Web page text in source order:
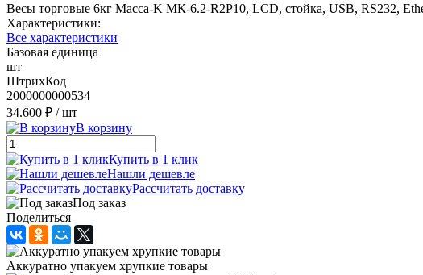
Весы торговые 6кг Mасса-K МК-6.2-R2P10, LCD, стойка, USB, RS232,
Характеристики:
Все характеристики
Базовая единица
шт
ШтрихКод
2000000000534
34.600 ₽ / шт
В корзину
Купить в 1 клик
Нашли дешевле
Рассчитать доставку
Под заказ
Поделиться
Аккуратно упакуем хрупкие товары